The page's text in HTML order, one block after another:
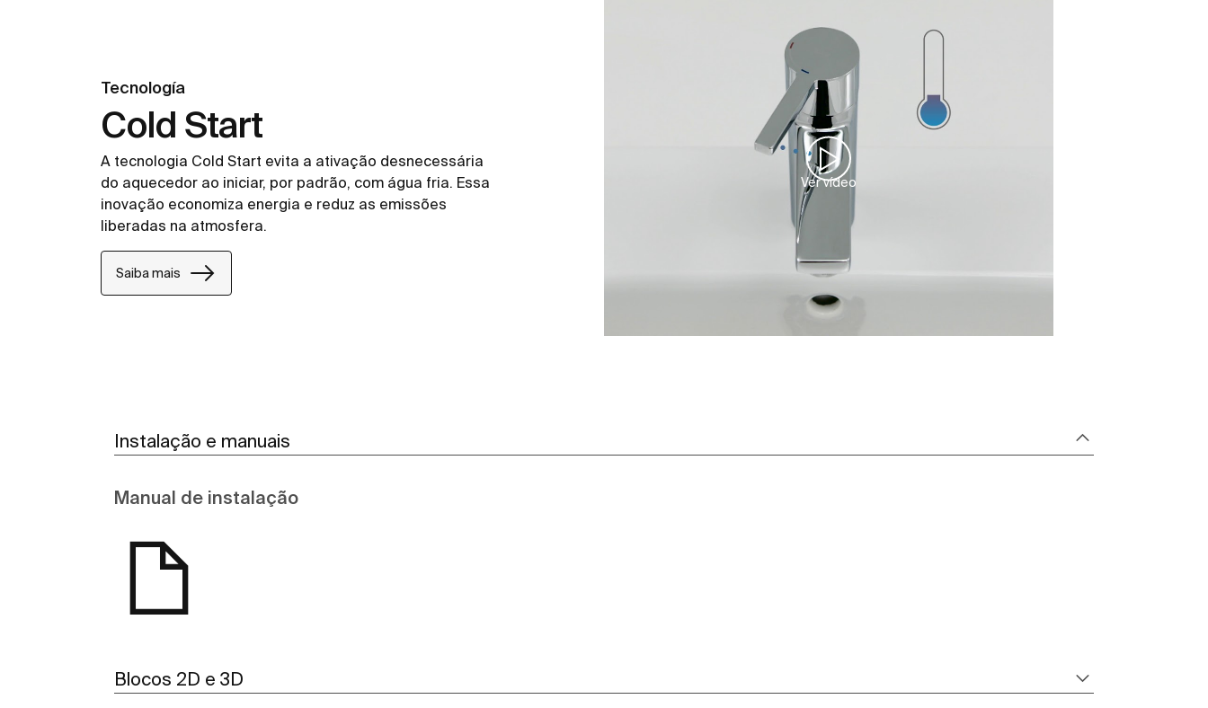
Tecnología
Cold Start
A tecnologia Cold Start evita a ativação desnecessária
do aquecedor ao iniciar, por padrão, com água fria. Essa
inovação economiza energia e reduz as emissões
liberadas na atmosfera.
Saiba mais
Ver vídeo
Instalação e manuais
Manual de instalação
Blocos 2D e 3D